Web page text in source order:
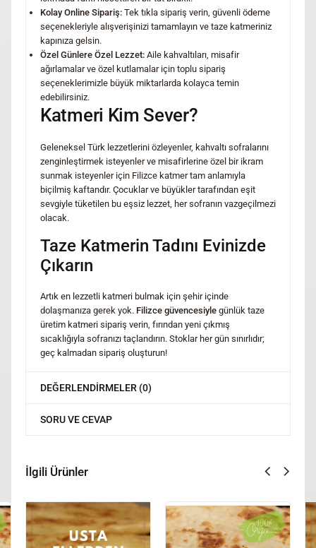
Kolay Online Sipariş: Tek tıkla sipariş verin, güvenli ödeme
seçenekleriyle alışverişinizi tamamlayın ve taze katmeriniz
kapınıza gelsin.
Özel Günlere Özel Lezzet: Aile kahvaltıları, misafir
ağırlamalar ve özel kutlamalar için toplu sipariş
seçeneklerimizle büyük miktarlarda kolayca temin
edebilirsiniz.
Katmeri Kim Sever?
Geleneksel Türk lezzetlerini özleyenler, kahvaltı sofralarını
zenginleştirmek isteyenler ve misafirlerine özel bir ikram
sunmak isteyenler için Filizce katmer tam anlamıyla
biçilmiş kaftandır. Çocuklar ve büyükler tarafından eşit
sevgiyle tüketilen bu eşsiz lezzet, her sofranın vazgeçilmezi
olacak.
Taze Katmerin Tadını Evinizde
Çıkarın
Artık en lezzetli katmeri bulmak için şehir içinde
dolaşmanıza gerek yok. Filizce güvencesiyle günlük taze
üretim katmeri sipariş verin, fırından yeni çıkmış
sıcaklığıyla sofranızı taçlandırın. Stoklar her gün sınırlıdır;
geç kalmadan sipariş oluşturun!
DEĞERLENDIRMELER (0)
SORU VE CEVAP
İlgili Ürünler